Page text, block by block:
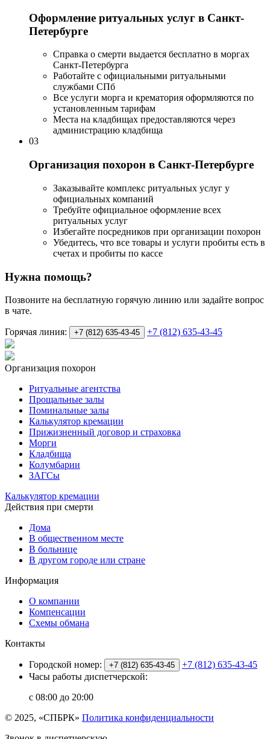
Оформление ритуальных услуг в Санкт-
Петербурге
Справка о смерти выдается бесплатно в моргах
Санкт-Петербурга
Работайте с официальными ритуальными
службами СПб
Все услуги морга и крематория оформляются по
установленным тарифам
Места на кладбищах предоставляются через
администрацию кладбища
03
Организация похорон в Санкт-Петербурге
Заказывайте комплекс ритуальных услуг у
официальных компаний
Требуйте официальное оформление всех
ритуальных услуг
Избегайте посредников при организации похорон
Убедитесь, что все товары и услуги пробиты есть в
счетах и пробиты по кассе
Нужна помощь?
Позвоните на бесплатную горячую линию или задайте вопрос
в чате.
Горячая линия: +7 (812) 635-43-45 +7 (812) 635-43-45
Организация похорон
Ритуальные агентства
Прощальные залы
Поминальные залы
Калькулятор кремации
Прижизненный договор и страховка
Морги
Кладбища
Колумбарии
ЗАГСы
Калькулятор кремации
Действия при смерти
Дома
В общественном месте
В больнице
В другом городе или стране
Информация
О компании
Компенсации
Схемы обмана
Контакты
Городской номер: +7 (812) 635-43-45
+7 (812) 635-43-45
Часы работы диспетчерской:
с 08:00 до 20:00
© 2025, «СПБРК» Политика конфиденциальности